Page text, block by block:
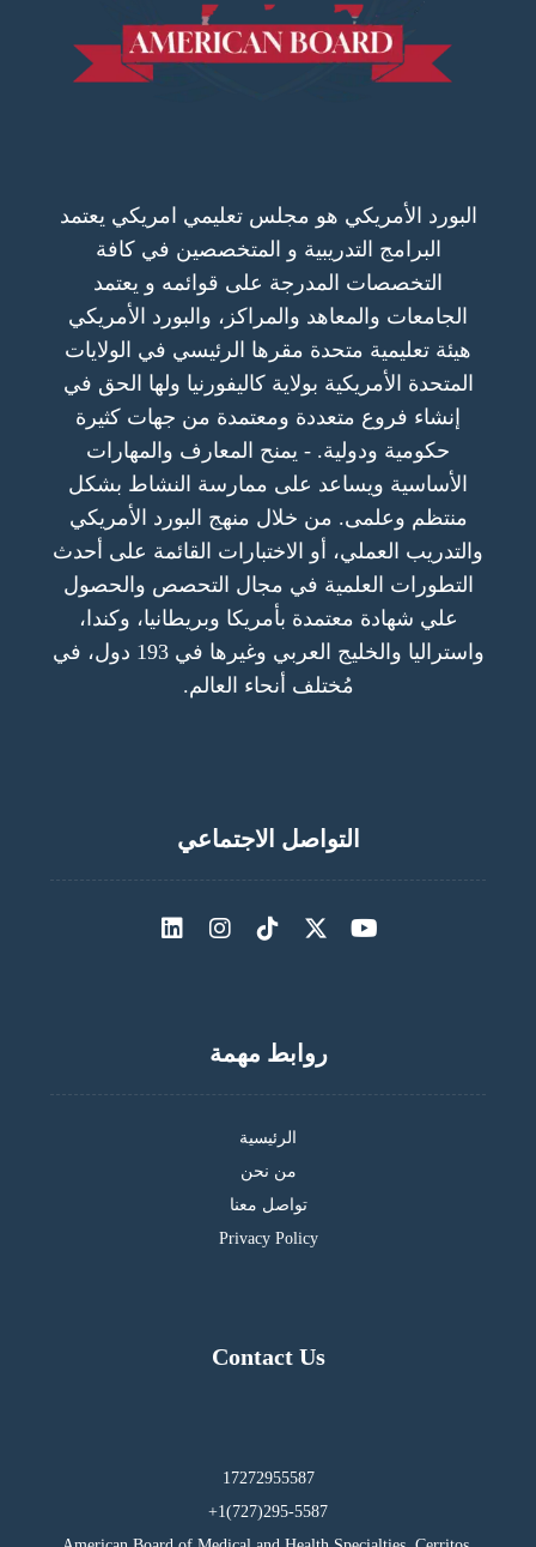
البورد الأمريكي هو مجلس تعليمي امريكي يعتمد
البرامج التدريبية و المتخصصين في كافة
التخصصات المدرجة على قوائمه و يعتمد
الجامعات والمعاهد والمراكز، والبورد الأمريكي
هيئة تعليمية متحدة مقرها الرئيسي في الولايات
المتحدة الأمريكية بولاية كاليفورنيا ولها الحق في
إنشاء فروع متعددة ومعتمدة من جهات كثيرة
حكومية ودولية. - يمنح المعارف والمهارات
الأساسية ويساعد على ممارسة النشاط بشكل
منتظم وعلمى. من خلال منهج البورد الأمريكي
والتدريب العملي، أو الاختبارات القائمة على أحدث
التطورات العلمية في مجال التحصص والحصول
علي شهادة معتمدة بأمريكا وبريطانيا، وكندا،
واستراليا والخليج العربي وغيرها في 193 دول، في
مُختلف أنحاء العالم.
التواصل الاجتماعي
روابط مهمة
الرئيسية
من نحن
تواصل معنا
Privacy Policy
Contact Us
17272955587
295-5587(727)1+